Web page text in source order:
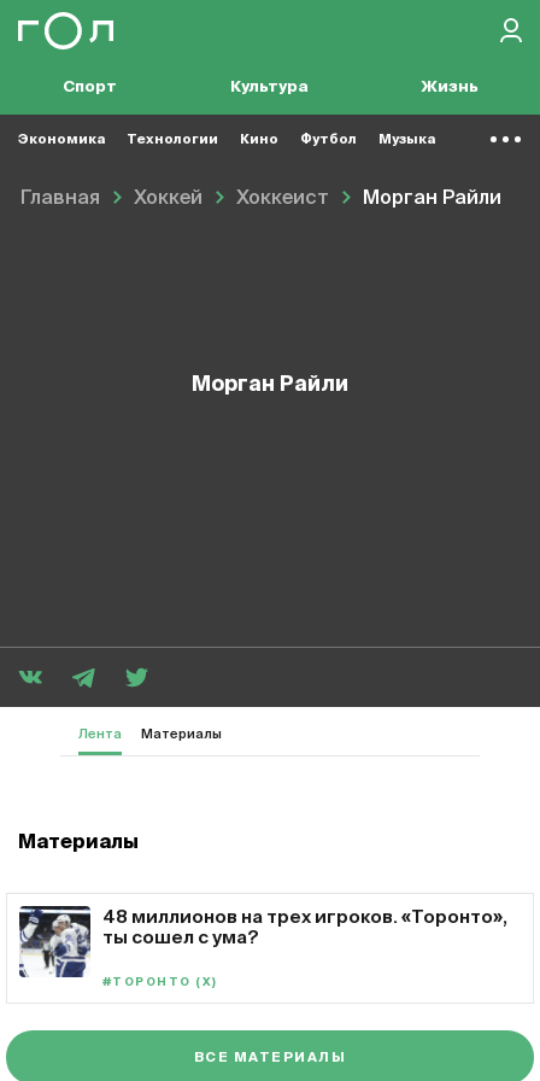
Спорт Культура Жизнь
Экономика Технологии Кино Футбол Музыка
Главная Хоккей Хоккеист Морган Райли
Морган Райли
Лента Материалы
Материалы
48 миллионов на трех игроков. «Торонто»,
ты сошел с ума?
#ТОРОНТО (Х)
ВСЕ МАТЕРИАЛЫ